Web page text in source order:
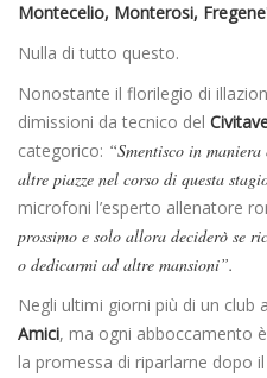
Montecelio, Monterosi, Fregene
Nulla di tutto questo.
Nonostante il florilegio di
dimissioni da tecnico del
categorico: “Smentisco in
altre piazze nel corso di questa
microfoni l’esperto allenatore
prossimo e solo allora deciderò se
o dedicarmi ad altre mansioni”.
Negli ultimi giorni più di un club
Amici, ma ogni abboccamento
la promessa di riparlarne dopo il